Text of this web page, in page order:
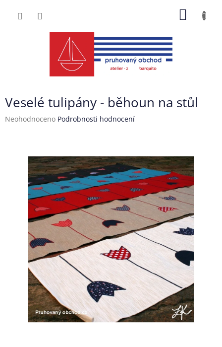
Veselé tulipány - běhoun na stůl
Průměrné
hvězdiček.
Neohodnoceno Podrobnosti hodnocení